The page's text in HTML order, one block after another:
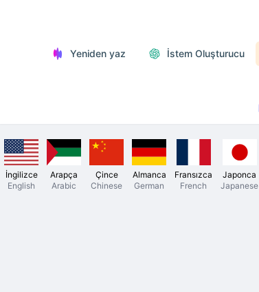
Yeniden yaz İstem Oluşturucu
İngilizce
English
Arapça
Arabic
Çince
Chinese
Almanca
German
Fransızca
French
Japonca
Japanese